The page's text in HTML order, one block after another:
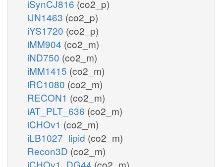
iSynCJ816 (co2_p)
iJN1463 (co2_p)
iYS1720 (co2_p)
iMM904 (co2_m)
iND750 (co2_m)
iMM1415 (co2_m)
iRC1080 (co2_m)
RECON1 (co2_m)
iAT_PLT_636 (co2_m)
iCHOv1 (co2_m)
iLB1027_lipid (co2_m)
Recon3D (co2_m)
iCHOv1_DG44 (co2_m)